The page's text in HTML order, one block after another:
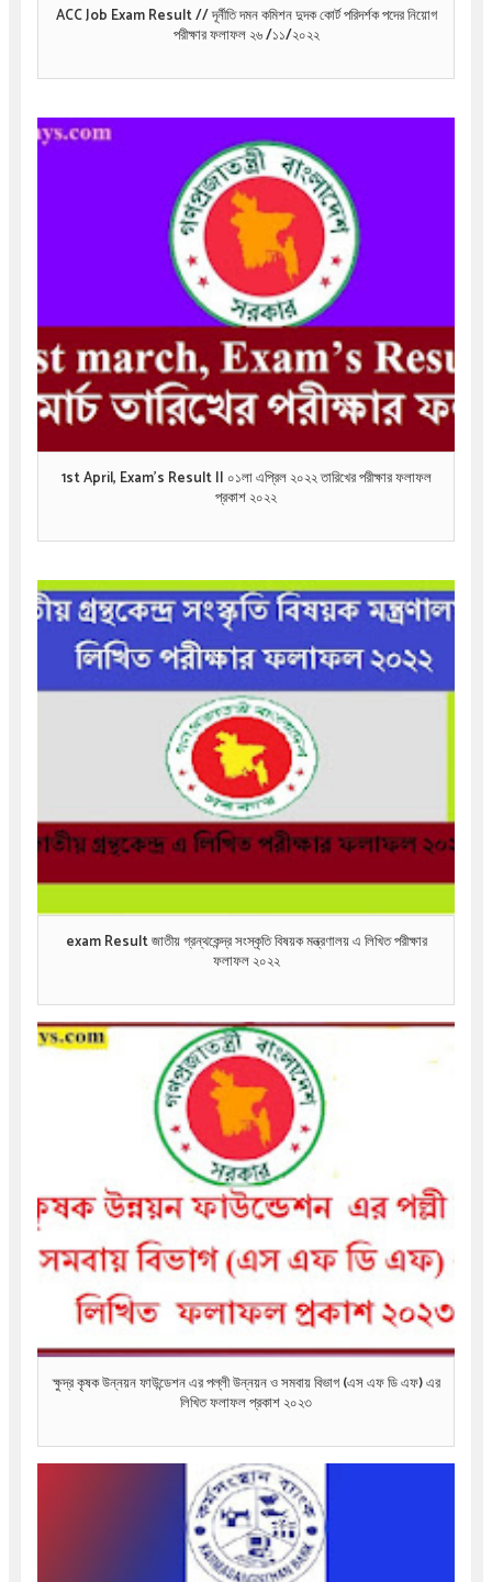
ACC Job Exam Result // দূর্নীতি দমন কমিশন দুদক কোর্ট পরিদর্শক পদের নিয়োগ
পরীক্ষার ফলাফল ২৬ /১১/২০২২
1st April, Exam’s Result || ০১লা এপ্রিল ২০২২ তারিখের পরীক্ষার ফলাফল
প্রকাশ ২০২২
exam Result জাতীয় গ্রন্থকেন্দ্র সংস্কৃতি বিষয়ক মন্ত্রণালয় এ লিখিত পরীক্ষার
ফলাফল ২০২২
ক্ষুদ্র কৃষক উন্নয়ন ফাউন্ডেশন এর পল্লী উন্নয়ন ও সমবায় বিভাগ (এস এফ ডি এফ) এর
লিখিত ফলাফল প্রকাশ ২০২৩